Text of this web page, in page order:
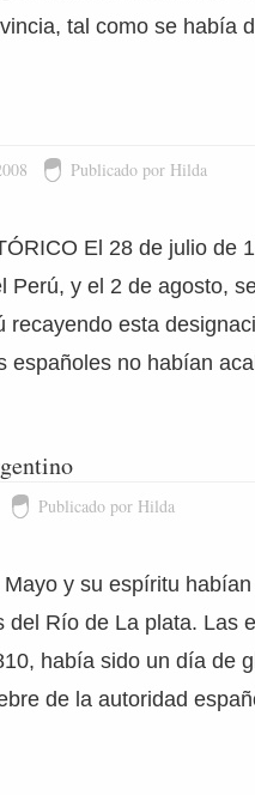
tal como se había
Publicado por Hilda
El 28 de julio de
Perú, y el 2 de agosto,
recayendo esta
españoles no habían
Publicado por Hilda
y su espíritu
del Río de La plata. Las
había sido un día de
de la autoridad